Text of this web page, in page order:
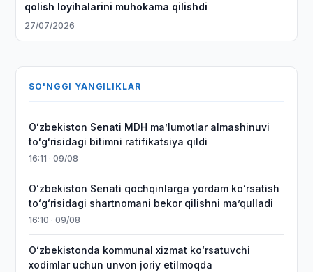
qolish loyihalarini muhokama qilishdi
27/07/2026
SO'NGGI YANGILIKLAR
Oʻzbekiston Senati MDH maʼlumotlar almashinuvi
toʻgʻrisidagi bitimni ratifikatsiya qildi
16:11 · 09/08
Oʻzbekiston Senati qochqinlarga yordam koʻrsatish
toʻgʻrisidagi shartnomani bekor qilishni maʼqulladi
16:10 · 09/08
Oʻzbekistonda kommunal xizmat koʻrsatuvchi
xodimlar uchun unvon joriy etilmoqda